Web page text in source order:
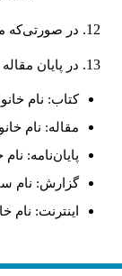
در صورتی‌که
در پایان
کتاب: نام
مقاله: نام
پایان‌نامه:
گزارش: نام
اینترنت: